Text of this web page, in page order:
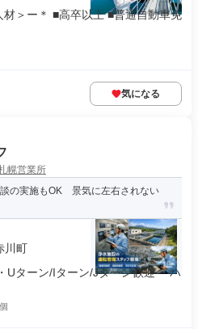
＞ー＊ ■高卒以上 ■普通自動車免
気になる
幌営業所
の実施もOK 景気に左右されない
川町
Uターン/Iターン/Jターン歓迎 ・ハ